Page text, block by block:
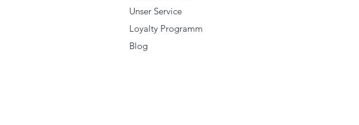
Unser Service
Loyalty Programm
Blog